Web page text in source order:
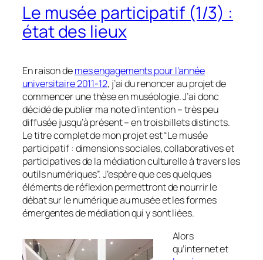
Le musée participatif (1/3) :
état des lieux
En raison demes engagements pour l’année
universitaire 2011-12, j’ai du renoncer au projet de
commencer une thèse en muséologie. J’ai donc
décidé de publier ma note d’intention – très peu
diffusée jusqu’à présent – en trois billets distincts.
Le titre complet de mon projet est “Le musée
participatif : dimensions sociales, collaboratives et
participatives de la médiation culturelle à travers les
outils numériques”. J’espère que ces quelques
éléments de réflexion permettront de nourrir le
débat sur le numérique au musée et les formes
émergentes de médiation qui y sont liées.
Alors
qu’internet et